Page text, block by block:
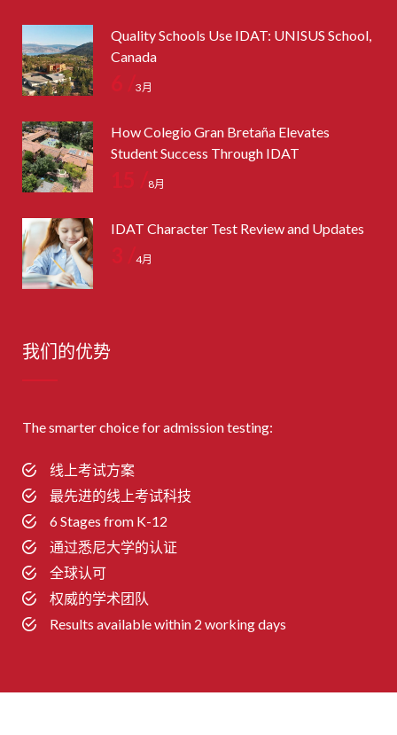
Quality Schools Use IDAT: UNISUS School,
Canada
6 /3月
How Colegio Gran Bretaña Elevates
Student Success Through IDAT
15 /8月
IDAT Character Test Review and Updates
3 /4月
我们的优势
The smarter choice for admission testing:
线上考试方案
最先进的线上考试科技
6 Stages from K-12
通过悉尼大学的认证
全球认可
权威的学术团队
Results available within 2 working days